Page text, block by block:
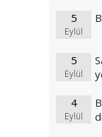
5
Eylül
5
Eylül
4
Eylül